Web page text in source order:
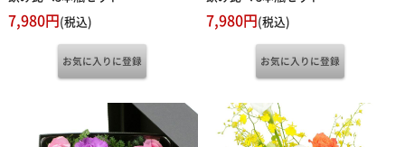
7,980円(税込) 7,980円(税込)